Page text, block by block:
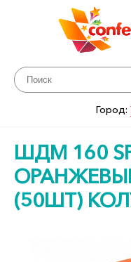
Город:
ШДМ 160
(50ШТ)